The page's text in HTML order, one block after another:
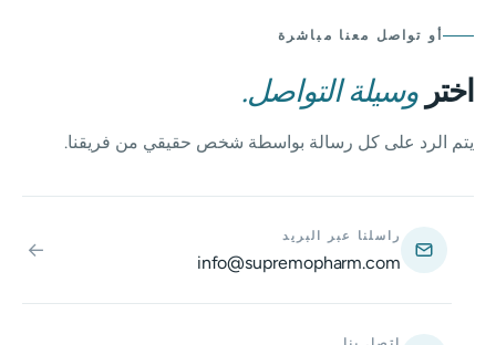
أو تواصل معنا مباشرة
اختروسيلة التواصل.
يتم الرد على كل رسالة بواسطة شخص حقيقي من فريقنا.
راسلنا عبر البريد
info@supremopharm.com
←